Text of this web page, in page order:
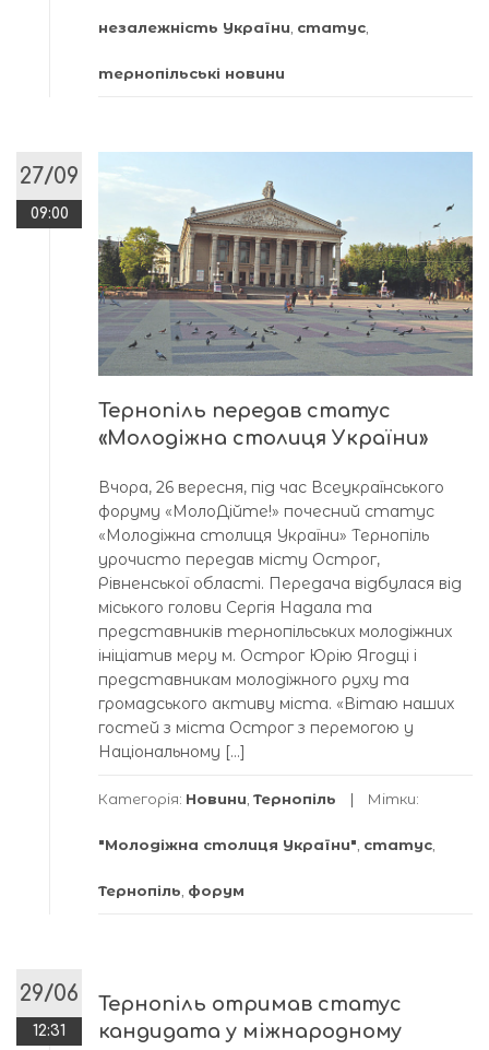
незалежність України, статус,
тернопільські новини
27/09
09:00
Тернопіль передав статус
«Молодіжна столиця України»
Вчора, 26 вересня, під час Всеукраїнського
форуму «МолоДійте!» почесний статус
«Молодіжна столиця України» Тернопіль
урочисто передав місту Острог,
Рівненської області. Передача відбулася від
міського голови Сергія Надала та
представників тернопільських молодіжних
ініціатив меру м. Острог Юрію Ягодці і
представникам молодіжного руху та
громадського активу міста. «Вітаю наших
гостей з міста Острог з перемогою у
Національному […]
Категорія: Новини, Тернопіль Мітки:
"Молодіжна столиця України", статус,
Тернопіль, форум
29/06
12:31
Тернопіль отримав статус
кандидата у міжнародному